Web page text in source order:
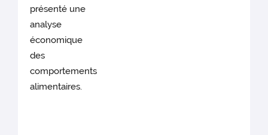
présenté une
analyse
économique
des
comportements
alimentaires.